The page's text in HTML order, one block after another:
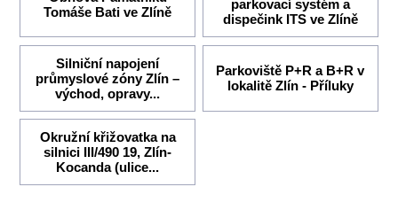
Tomáše Bati ve Zlíně
parkovací systém a
dispečink ITS ve Zlíně
Silniční napojení
průmyslové zóny Zlín –
východ, opravy...
Parkoviště P+R a B+R v
lokalitě Zlín - Příluky
Okružní křižovatka na
silnici III/490 19, Zlín-
Kocanda (ulice...